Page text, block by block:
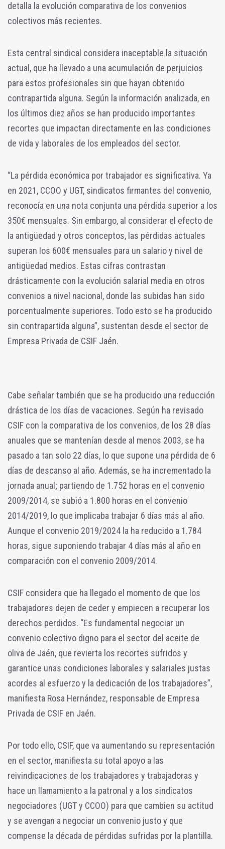
detalla la evolución comparativa de los convenios
colectivos más recientes.
Esta central sindical considera inaceptable la situación
actual, que ha llevado a una acumulación de perjuicios
para estos profesionales sin que hayan obtenido
contrapartida alguna. Según la información analizada, en
los últimos diez años se han producido importantes
recortes que impactan directamente en las condiciones
de vida y laborales de los empleados del sector.
“La pérdida económica por trabajador es significativa. Ya
en 2021, CCOO y UGT, sindicatos firmantes del convenio,
reconocía en una nota conjunta una pérdida superior a los
350€ mensuales. Sin embargo, al considerar el efecto de
la antigüedad y otros conceptos, las pérdidas actuales
superan los 600€ mensuales para un salario y nivel de
antigüedad medios. Estas cifras contrastan
drásticamente con la evolución salarial media en otros
convenios a nivel nacional, donde las subidas han sido
porcentualmente superiores. Todo esto se ha producido
sin contrapartida alguna”, sustentan desde el sector de
Empresa Privada de CSIF Jaén.
Cabe señalar también que se ha producido una reducción
drástica de los días de vacaciones. Según ha revisado
CSIF con la comparativa de los convenios, de los 28 días
anuales que se mantenían desde al menos 2003, se ha
pasado a tan solo 22 días, lo que supone una pérdida de 6
días de descanso al año. Además, se ha incrementado la
jornada anual; partiendo de 1.752 horas en el convenio
2009/2014, se subió a 1.800 horas en el convenio
2014/2019, lo que implicaba trabajar 6 días más al año.
Aunque el convenio 2019/2024 la ha reducido a 1.784
horas, sigue suponiendo trabajar 4 días más al año en
comparación con el convenio 2009/2014.
CSIF considera que ha llegado el momento de que los
trabajadores dejen de ceder y empiecen a recuperar los
derechos perdidos. “Es fundamental negociar un
convenio colectivo digno para el sector del aceite de
oliva de Jaén, que revierta los recortes sufridos y
garantice unas condiciones laborales y salariales justas
acordes al esfuerzo y la dedicación de los trabajadores”,
manifiesta Rosa Hernández, responsable de Empresa
Privada de CSIF en Jaén.
Por todo ello, CSIF, que va aumentando su representación
en el sector, manifiesta su total apoyo a las
reivindicaciones de los trabajadores y trabajadoras y
hace un llamamiento a la patronal y a los sindicatos
negociadores (UGT y CCOO) para que cambien su actitud
y se avengan a negociar un convenio justo y que
compense la década de pérdidas sufridas por la plantilla.